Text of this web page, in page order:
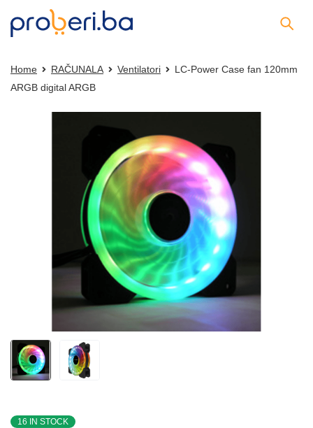
Home RAČUNALA Ventilatori
LC-Power Case fan 120mm
ARGB digital ARGB
16 IN STOCK